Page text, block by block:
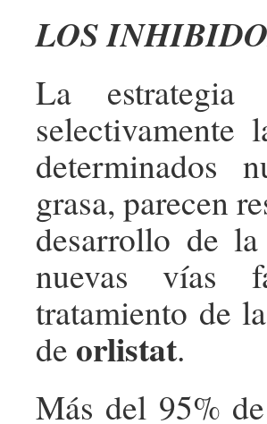
LOS
La estrategia
selectivamente
determinados
grasa, parecen
desarrollo de
nuevas vías
tratamiento de
de orlistat.
Más del 95%